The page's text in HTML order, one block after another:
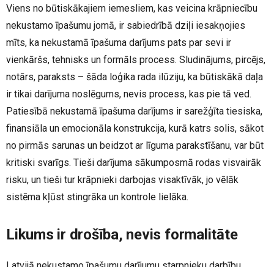
Viens no būtiskākajiem iemesliem, kas veicina krāpniecību
nekustamo īpašumu jomā, ir sabiedrībā dziļi iesakņojies
mīts, ka nekustamā īpašuma darījums pats par sevi ir
vienkāršs, tehnisks un formāls process. Sludinājums, pircējs,
notārs, paraksts – šāda loģika rada ilūziju, ka būtiskākā daļa
ir tikai darījuma noslēgums, nevis process, kas pie tā ved.
Patiesībā nekustamā īpašuma darījums ir sarežģīta tiesiska,
finansiāla un emocionāla konstrukcija, kurā katrs solis, sākot
no pirmās sarunas un beidzot ar līguma parakstīšanu, var būt
kritiski svarīgs. Tieši darījuma sākumposmā rodas visvairāk
risku, un tieši tur krāpnieki darbojas visaktīvāk, jo vēlāk
sistēma kļūst stingrāka un kontrole lielāka.
Likums ir drošība, nevis formalitāte